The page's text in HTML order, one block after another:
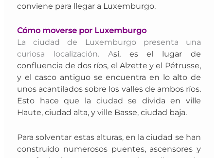
conviene para llegar a Luxemburgo.
Cómo moverse por Luxemburgo
La ciudad de Luxemburgo presenta una
curiosa localización. Así, es el lugar de
confluencia de dos ríos, el Alzette y el Pétrusse,
y el casco antiguo se encuentra en lo alto de
unos acantilados sobre los valles de ambos ríos.
Esto hace que la ciudad se divida en ville
Haute, ciudad alta, y ville Basse, ciudad baja.
Para solventar estas alturas, en la ciudad se han
construido numerosos puentes, ascensores y